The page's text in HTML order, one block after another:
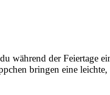
während der Feiertage
bringen eine